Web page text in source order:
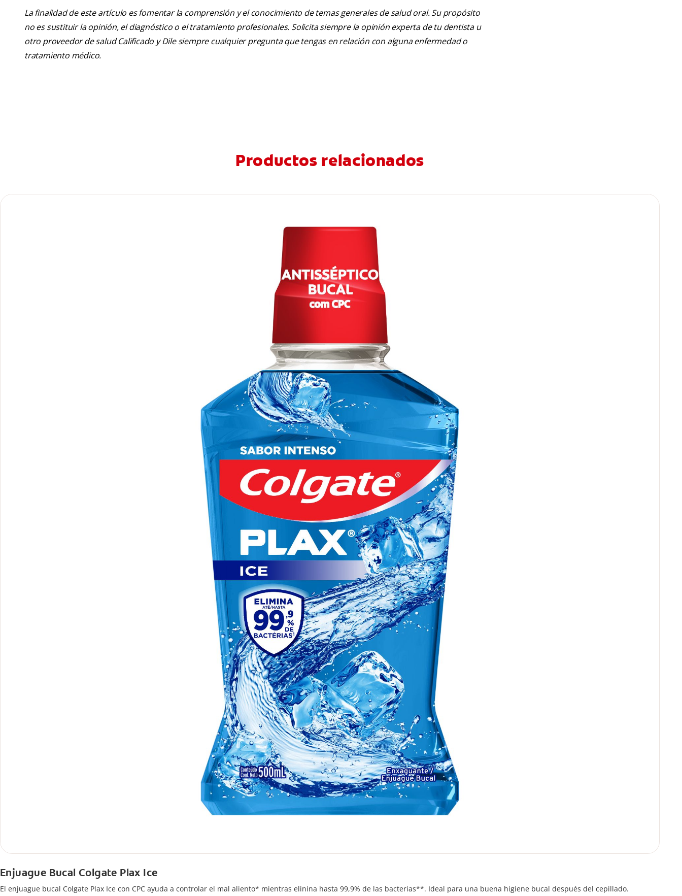
La finalidad de este artículo es fomentar la comprensión y el conocimiento de temas generales de salud oral. Su propósito
no es sustituir la opinión, el diagnóstico o el tratamiento profesionales. Solicita siempre la opinión experta de tu dentista u
otro proveedor de salud Calificado y Dile siempre cualquier pregunta que tengas en relación con alguna enfermedad o
tratamiento médico.
Productos relacionados
Enjuague Bucal Colgate Plax Ice
El enjuague bucal Colgate Plax Ice con CPC ayuda a controlar el mal aliento* mientras elinina hasta 99,9% de las bacterias**. Ideal para una buena higiene bucal después del cepillado.